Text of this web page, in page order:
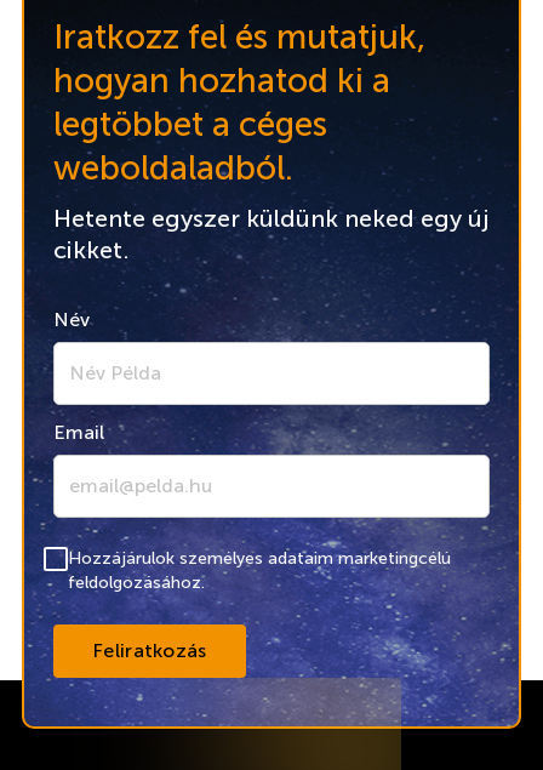
Iratkozz fel és mutatjuk,
hogyan hozhatod ki a
legtöbbet a céges
weboldaladból.
Hetente egyszer küldünk neked egy új
cikket.
Név
Email
Hozzájárulok személyes adataim marketingcélú
feldolgozásához.